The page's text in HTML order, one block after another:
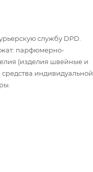
службу DPD.
парфюмерно-
(изделия швейные и
индивидуальной